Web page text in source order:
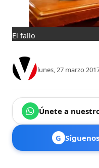
El fallo
lunes, 27 marzo
Únete a
G